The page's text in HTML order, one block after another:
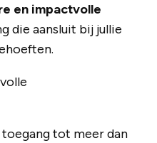
en impactvolle
die aansluit bij jullie
toegang tot meer dan